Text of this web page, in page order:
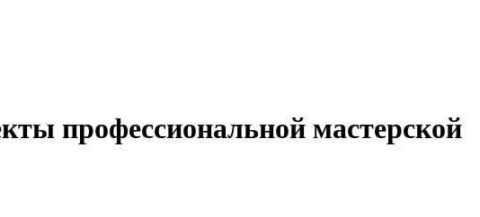
профессиональной мастерской